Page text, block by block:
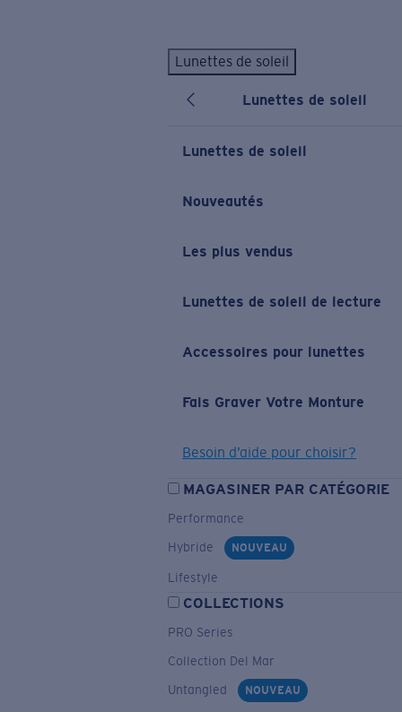
Lunettes de soleil
Lunettes de soleil
Lunettes de soleil
Nouveautés
Les plus vendus
Lunettes de soleil de lecture
Accessoires pour lunettes
Fais Graver Votre Monture
Besoin d’aide pour choisir?
MAGASINER PAR CATÉGORIE
Performance
Hybride
NOUVEAU
Lifestyle
COLLECTIONS
PRO Series
Collection Del Mar
Untangled
NOUVEAU
LES PLUS RECHERCHÉS
Lunettes de soleil personnalisées Nouveau